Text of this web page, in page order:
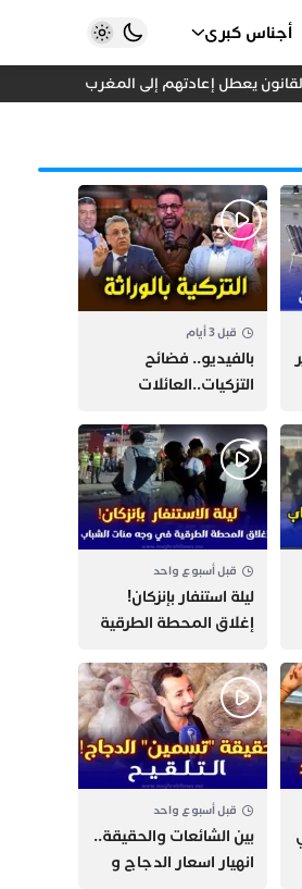
أجناس كبرى
قبل 3 أيام
بالفيديو.. فضائح
التزكيات..العائلات
وقصة “وهبي”
و”السيمو” تثير الجدل
قبل أسبوع واحد
​ليلة استنفار بإنزكان!
إغلاق المحطة الطرقية
اللحاق بـ”هروب سبتة”
قبل أسبوع واحد
بين الشائعات والحقيقة..
انهيار اسعار الدجاج و